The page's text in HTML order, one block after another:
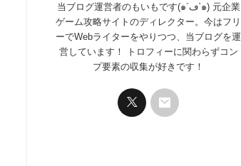
当ブログ運営者のもいもです(๑´ڡ`๑) 元企業
ゲーム攻略サイトのディレクター。今はフリ
ーでWebライターをやりつつ、当ブログを運
営しています！ トロフィーに関わらずコン
プ要素の収集が好きです！